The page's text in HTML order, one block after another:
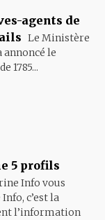
agents de
Le Ministère
annoncé le
1785...
5 profils
Info vous
c’est la
l’information